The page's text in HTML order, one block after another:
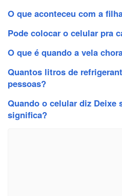
O que aconteceu com a
Pode colocar o celular pra
O que é quando a vela
Quantos litros de
pessoas?
Quando o celular diz Deixe
significa?